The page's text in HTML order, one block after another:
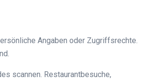
Angaben oder Zugriffsrechte.
scannen. Restaurantbesuche,